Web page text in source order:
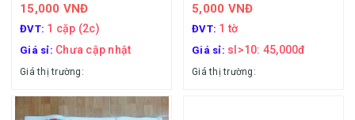
15,000 VNĐ
ĐVT: 1 cặp (2c)
Giá sỉ: Chưa cập nhật
Giá thị trường:
5,000 VNĐ
ĐVT: 1 tờ
Giá sỉ: sl>10: 45,000đ
Giá thị trường: